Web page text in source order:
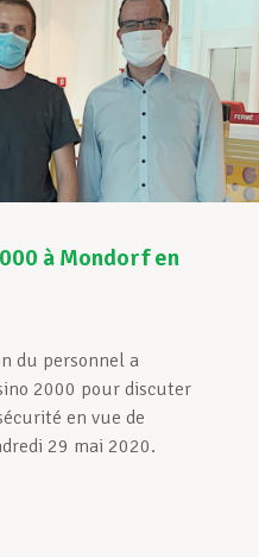
à Mondorf en
du personnel a
2000 pour discuter
en vue de
29 mai 2020.